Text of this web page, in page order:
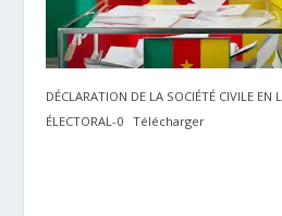
DÉCLARATION DE LA SOCIÉTÉ CIVILE EN
ÉLECTORAL-0 Télécharger